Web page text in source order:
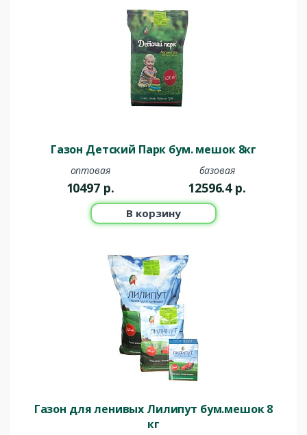
Газон Детский Парк бум. мешок 8кг
оптовая
10497 р.
базовая
12596.4 р.
В корзину
Газон для ленивых Лилипут бум.мешок 8
кг